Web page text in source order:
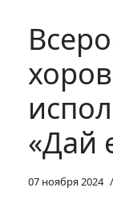
«Дай
07 ноября 2024